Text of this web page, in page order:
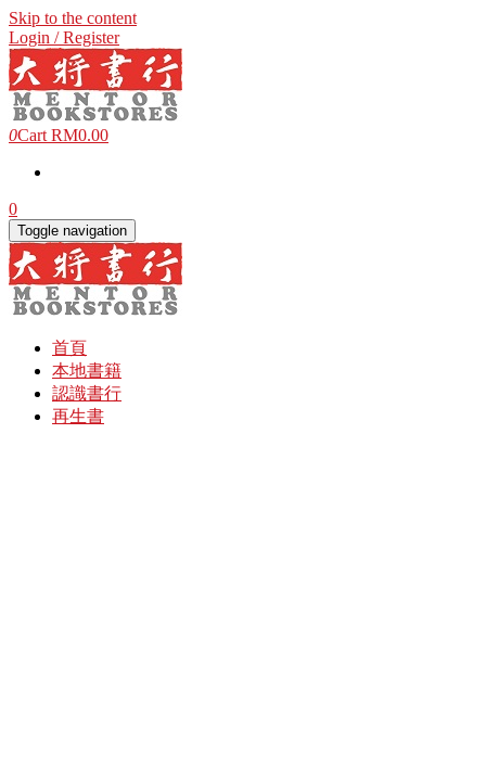
Skip to the content
Login / Register
0Cart RM0.00
0
Toggle navigation
首頁
本地書籍
認識書行
再生書